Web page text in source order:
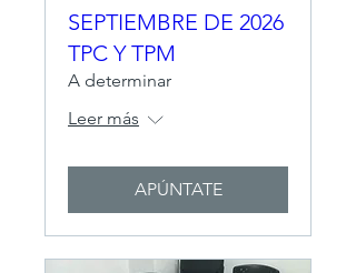
SEPTIEMBRE DE 2026
TPC Y TPM
A determinar
Leer más
APÚNTATE